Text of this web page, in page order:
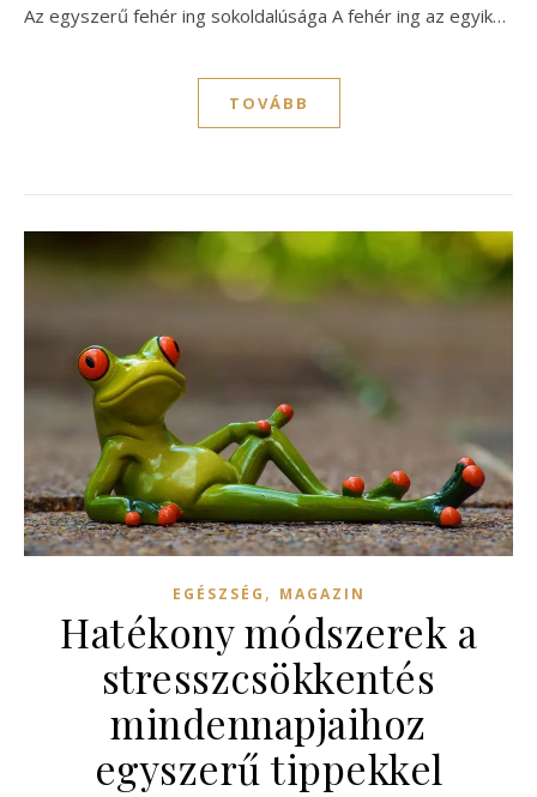
Az egyszerű fehér ing sokoldalúsága A fehér ing az egyik…
TOVÁBB
EGÉSZSÉG , MAGAZIN
Hatékony módszerek a
stresszcsökkentés
mindennapjaihoz
egyszerű tippekkel